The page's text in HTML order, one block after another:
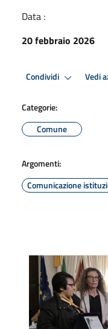
Data :
20 febbraio 2026
Condividi Vedi
Categorie:
Comune
Argomenti:
Comunicazione